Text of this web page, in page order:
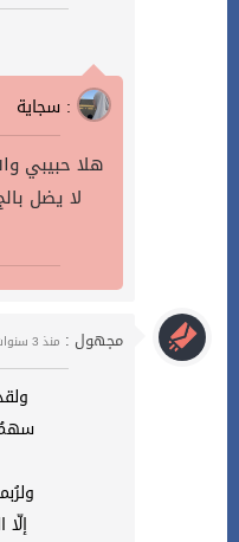
سجاية :
هلا حبيبي
لا يضل
مجهول : منذ 3 سنوات
‏سهمٌ